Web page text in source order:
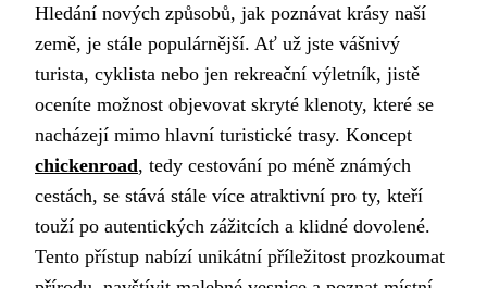
Hledání nových způsobů, jak poznávat krásy naší
země, je stále populárnější. Ať už jste vášnivý
turista, cyklista nebo jen rekreační výletník, jistě
oceníte možnost objevovat skryté klenoty, které se
nacházejí mimo hlavní turistické trasy. Koncept
chickenroad, tedy cestování po méně známých
cestách, se stává stále více atraktivní pro ty, kteří
touží po autentických zážitcích a klidné dovolené.
Tento přístup nabízí unikátní příležitost prozkoumat